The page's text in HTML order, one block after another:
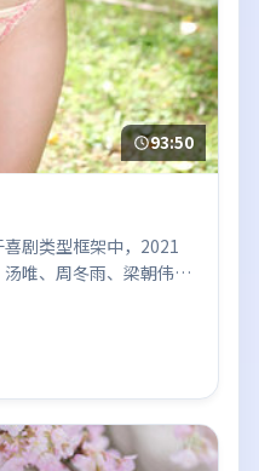
93:50
剧类型框架中，2021
唯、周冬雨、梁朝伟、
整体气质偏美国都市与